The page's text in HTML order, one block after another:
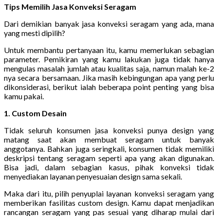
Tips Memilih Jasa Konveksi Seragam
Dari demikian banyak jasa konveksi seragam yang ada, mana
yang mesti dipilih?
Untuk membantu pertanyaan itu, kamu memerlukan sebagian
parameter. Pemikiran yang kamu lakukan juga tidak hanya
mengulas masalah jumlah atau kualitas saja, namun malah ke-2
nya secara bersamaan. Jika masih kebingungan apa yang perlu
dikonsiderasi, berikut ialah beberapa point penting yang bisa
kamu pakai.
1. Custom Desain
Tidak seluruh konsumen jasa konveksi punya design yang
matang saat akan membuat seragam untuk banyak
anggotanya. Bahkan juga seringkali, konsumen tidak memiliki
deskripsi tentang seragam seperti apa yang akan digunakan.
Bisa jadi, dalam sebagian kasus, pihak konveksi tidak
menyediakan layanan penyesuaian design sama sekali.
Maka dari itu, pilih penyuplai layanan konveksi seragam yang
memberikan fasilitas custom design. Kamu dapat menjadikan
rancangan seragam yang pas sesuai yang diharap mulai dari